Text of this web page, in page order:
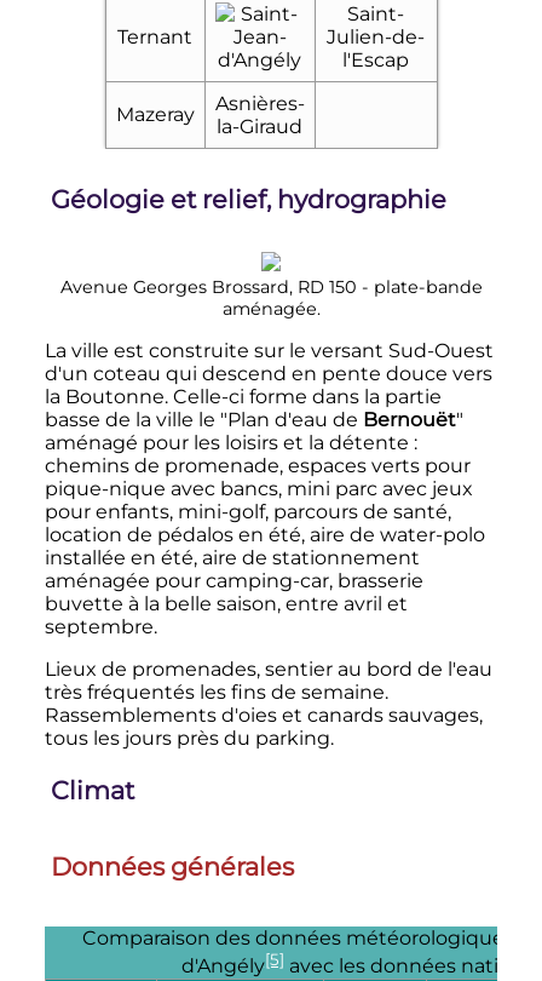
Ternant
Saint-
Julien-de-
l'Escap
Mazeray
Asnières-
la-Giraud
Géologie et relief, hydrographie
Avenue Georges Brossard, RD 150 - plate-bande
aménagée.
La ville est construite sur le versant Sud-Ouest
d'un coteau qui descend en pente douce vers
la Boutonne. Celle-ci forme dans la partie
basse de la ville le "Plan d'eau de Bernouët"
aménagé pour les loisirs et la détente :
chemins de promenade, espaces verts pour
pique-nique avec bancs, mini parc avec jeux
pour enfants, mini-golf, parcours de santé,
location de pédalos en été, aire de water-polo
installée en été, aire de stationnement
aménagée pour camping-car, brasserie
buvette à la belle saison, entre avril et
septembre.
Lieux de promenades, sentier au bord de l'eau
très fréquentés les fins de semaine.
Rassemblements d'oies et canards sauvages,
tous les jours près du parking.
Climat
Données générales
Comparaison des données météorologiques
d'Angély[5] avec les données